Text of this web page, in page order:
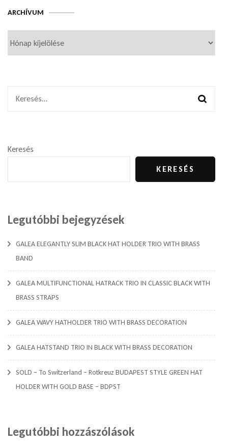
ARCHÍVUM Archívum
Keresés:
Keresés
KERESÉS
Legutóbbi bejegyzések
GALEA ELEGANTLY SLIM BLACK HAT HOLDER TRIO WITH BRASS
BAND
GALEA MULTIFUNCTIONAL HATRACK TRIO IN CLASSIC BLACK WITH
BRASS STRAPS
GALEA WAVY HATHOLDER TRIO WITH BRASS DECORATION
GALEA HATSTAND TRIO IN BLACK WITH BRASS DECORATION
SOLD – To Switzerland – Rotkreuz BUDAPEST STYLE GREEN HAT
HOLDER WITH GOLD BASE – BDPST
Legutóbbi hozzászólások